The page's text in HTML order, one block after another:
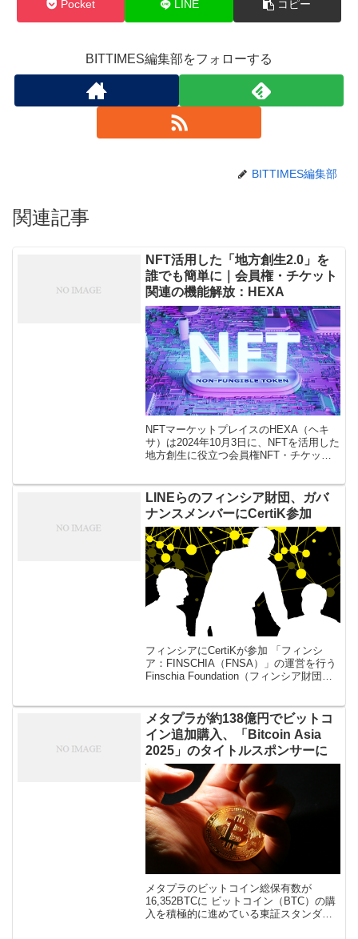
Pocket LINE コピー
BITTIMES編集部をフォローする
BITTIMES編集部
関連記事
NFT活用した「地方創生2.0」を
誰でも簡単に｜会員権・チケット
関連の機能解放：HEXA
NFTマーケットプレイスのHEXA（ヘキ
サ）は2024年10月3日に、NFTを活用した
地方創生に役立つ会員権NFT・チケット
発表しました。 【PR […]
LINEらのフィンシア財団、ガバ
ナンスメンバーにCertiK参加
フィンシアにCertiKが参加 「フィンシ
ア：FINSCHIA（FNSA）」の運営を行う
Finschia Foundation（フィンシア財団）
[…]
メタプラが約138億円でビットコ
イン追加購入、「Bitcoin Asia
2025」のタイトルスポンサーに
メタプラのビットコイン総保有数が
16,352BTCに ビットコイン（BTC）の購
入を積極的に進めている東証スタンダー